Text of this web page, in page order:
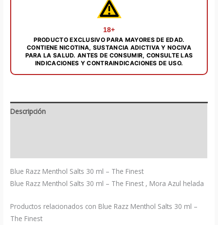
cantidad
18+
PRODUCTO EXCLUSIVO PARA MAYORES DE EDAD.
CONTIENE NICOTINA, SUSTANCIA ADICTIVA Y NOCIVA
PARA LA SALUD. ANTES DE CONSUMIR, CONSULTE LAS
INDICACIONES Y CONTRAINDICACIONES DE USO.
Descripción
Blue Razz Menthol Salts 30 ml – The Finest
Blue Razz Menthol Salts 30 ml – The Finest , Mora Azul helada
Productos relacionados con Blue Razz Menthol Salts 30 ml –
The Finest